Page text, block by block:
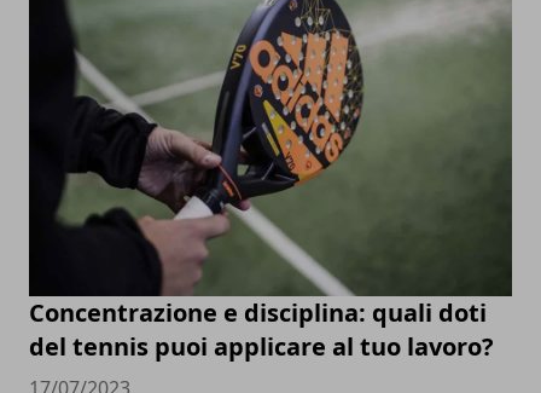
Concentrazione e disciplina: quali doti
del tennis puoi applicare al tuo lavoro?